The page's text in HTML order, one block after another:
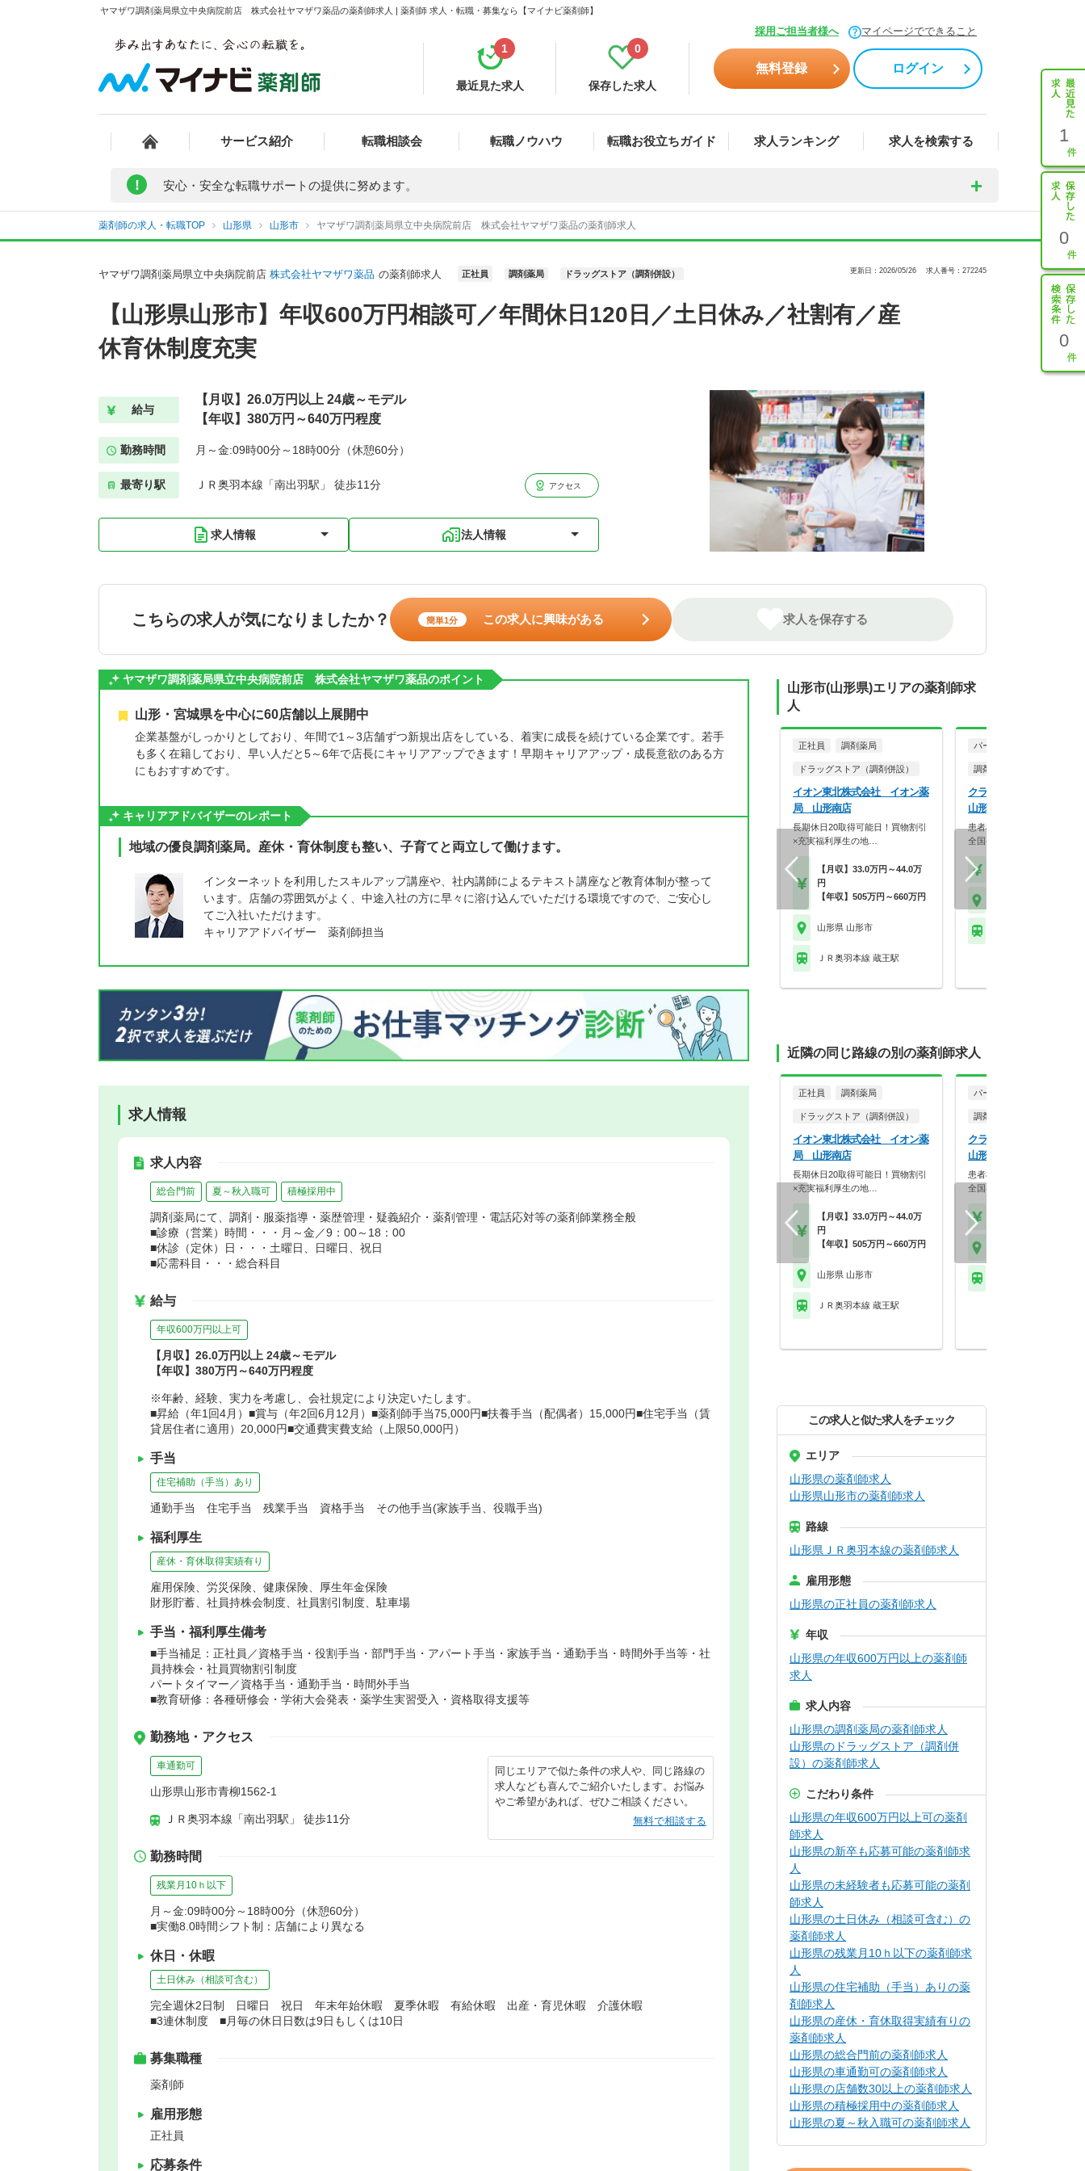
ヤマザワ調剤薬局県立中央病院前店 株式会社ヤマザワ薬品の薬剤師求人 | 薬剤師 求人・転職・募集なら【マイナビ薬剤師】
採用ご担当者様へ マイページでできること
最近見た求人
1
保存した求人
0
無料登録 ログイン
サービス紹介 転職相談会 転職ノウハウ 転職お役立ちガイド 求人ランキング 求人を検索する 1
0
0
! 安心・安全な転職サポートの提供に努めます。
薬剤師の求人・転職TOP 山形県 山形市 ヤマザワ調剤薬局県立中央病院前店 株式会社ヤマザワ薬品の薬剤師求人
ヤマザワ調剤薬局県立中央病院前店 株式会社ヤマザワ薬品 の薬剤師求人 正社員 調剤薬局 ドラッグストア（調剤併設） 更新日：2026/05/26 求人番号：272245
【山形県山形市】年収600万円相談可／年間休日120日／土日休み／社割有／産
休育休制度充実
給与
【月収】26.0万円以上 24歳～モデル
【年収】380万円～640万円程度
勤務時間 月～金:09時00分～18時00分（休憩60分）
最寄り駅 ＪＲ奥羽本線「南出羽駅」 徒歩11分 アクセス
求人情報 法人情報
こちらの求人が気になりましたか？ 簡単1分 この求人に興味がある 求人を保存する
ヤマザワ調剤薬局県立中央病院前店 株式会社ヤマザワ薬品のポイント
山形・宮城県を中心に60店舗以上展開中
企業基盤がしっかりとしており、年間で1～3店舗ずつ新規出店をしている、着実に成長を続けている企業です。若手
も多く在籍しており、早い人だと5～6年で店長にキャリアアップできます！早期キャリアアップ・成長意欲のある方
にもおすすめです。
キャリアアドバイザーのレポート
地域の優良調剤薬局。産休・育休制度も整い、子育てと両立して働けます。
インターネットを利用したスキルアップ講座や、社内講師によるテキスト講座など教育体制が整って
います。店舗の雰囲気がよく、中途入社の方に早々に溶け込んでいただける環境ですので、ご安心し
てご入社いただけます。
キャリアアドバイザー 薬剤師担当
求人情報
求人内容
総合門前 夏～秋入職可 積極採用中
調剤薬局にて、調剤・服薬指導・薬歴管理・疑義紹介・薬剤管理・電話応対等の薬剤師業務全般
■診療（営業）時間・・・月～金／9：00～18：00
■休診（定休）日・・・土曜日、日曜日、祝日
■応需科目・・・総合科目
給与
年収600万円以上可
【月収】26.0万円以上 24歳～モデル
【年収】380万円～640万円程度
※年齢、経験、実力を考慮し、会社規定により決定いたします。
■昇給（年1回4月）■賞与（年2回6月12月）■薬剤師手当75,000円■扶養手当（配偶者）15,000円■住宅手当（賃
貸居住者に適用）20,000円■交通費実費支給（上限50,000円）
手当
住宅補助（手当）あり
通勤手当 住宅手当 残業手当 資格手当 その他手当(家族手当、役職手当)
福利厚生
産休・育休取得実績有り
雇用保険、労災保険、健康保険、厚生年金保険
財形貯蓄、社員持株会制度、社員割引制度、駐車場
手当・福利厚生備考
■手当補足：正社員／資格手当・役割手当・部門手当・アパート手当・家族手当・通勤手当・時間外手当等・社
員持株会・社員買物割引制度
パートタイマー／資格手当・通勤手当・時間外手当
■教育研修：各種研修会・学術大会発表・薬学生実習受入・資格取得支援等
勤務地・アクセス
車通勤可
山形県山形市青柳1562-1
ＪＲ奥羽本線「南出羽駅」 徒歩11分
同じエリアで似た条件の求人や、同じ路線の
求人なども喜んでご紹介いたします。お悩み
やご希望があれば、ぜひご相談ください。
無料で相談する
勤務時間
残業月10ｈ以下
月～金:09時00分～18時00分（休憩60分）
■実働8.0時間シフト制：店舗により異なる
休日・休暇
土日休み（相談可含む）
完全週休2日制 日曜日 祝日 年末年始休暇 夏季休暇 有給休暇 出産・育児休暇 介護休暇
■3連休制度 ■月毎の休日日数は9日もしくは10日
募集職種
薬剤師
雇用形態
正社員
応募条件
山形市(山形県)エリアの薬剤師求
人
正社員 調剤薬局
ドラッグストア（調剤併設）
イオン東北株式会社 イオン薬
局 山形南店
長期休日20取得可能日！買物割引
×充実福利厚生の地…
【月収】33.0万円～44.0万
円
【年収】505万円～660万円
山形県 山形市
ＪＲ奥羽本線 蔵王駅
パート・アルバイト
調剤薬局
クラフト株式会社 さく
山形馬見ケ崎店
患者様に寄り添う薬局を目指
全国各地に展開する調…
近隣の同じ路線の別の薬剤師求人
正社員 調剤薬局
ドラッグストア（調剤併設）
イオン東北株式会社 イオン薬
局 山形南店
長期休日20取得可能日！買物割引
×充実福利厚生の地…
【月収】33.0万円～44.0万
円
【年収】505万円～660万円
山形県 山形市
ＪＲ奥羽本線 蔵王駅
パート・アルバイト
調剤薬局
クラフト株式会社 さく
山形馬見ケ崎店
患者様に寄り添う薬局を目
全国各地に展開する調…
この求人と似た求人をチェック
エリア
山形県の薬剤師求人
山形県山形市の薬剤師求人
路線
山形県ＪＲ奥羽本線の薬剤師求人
雇用形態
山形県の正社員の薬剤師求人
年収
山形県の年収600万円以上の薬剤師
求人
求人内容
山形県の調剤薬局の薬剤師求人
山形県のドラッグストア（調剤併
設）の薬剤師求人
こだわり条件
山形県の年収600万円以上可の薬剤
師求人
山形県の新卒も応募可能の薬剤師求
人
山形県の未経験者も応募可能の薬剤
師求人
山形県の土日休み（相談可含む）の
薬剤師求人
山形県の残業月10ｈ以下の薬剤師求
人
山形県の住宅補助（手当）ありの薬
剤師求人
山形県の産休・育休取得実績有りの
薬剤師求人
山形県の総合門前の薬剤師求人
山形県の車通勤可の薬剤師求人
山形県の店舗数30以上の薬剤師求人
山形県の積極採用中の薬剤師求人
山形県の夏～秋入職可の薬剤師求人